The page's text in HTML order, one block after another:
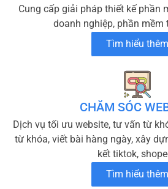
Cung cấp giải pháp thiết kế phần
doanh nghiệp, phần mềm
Tìm hiểu thêm
CHĂM SÓC
Dịch vụ tối ưu website, tư vấn từ
từ khóa, viết bài hàng ngày, xây
kết tiktok,
Tìm hiểu thêm